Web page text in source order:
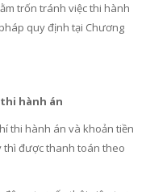
trốn tránh việc thi hành
quy định tại Chương
hành án
thi hành án và khoản tiền
thì được thanh toán theo